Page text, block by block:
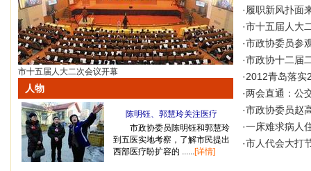
市十五届人大二次会议开幕
人物
陈明钰、郭慧玲关注医疗
市政协委员陈明钰和郭慧玲
到五医实地考察，了解市民提出
西部医疗盼扩容的 ......[详情]
· 履职新风扑面
·市十五届人大
·市政协委员参
·市政协十二届
·2012青岛落实
·两会直通：公
·市政协委员赵
·一床难求病人
·市人代会大打